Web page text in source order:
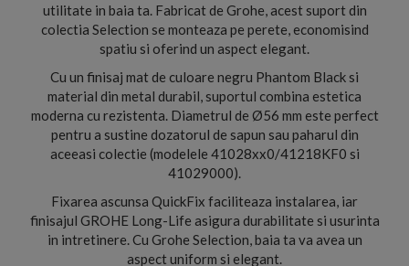
utilitate in baia ta. Fabricat de Grohe, acest suport din
colectia Selection se monteaza pe perete, economisind
spatiu si oferind un aspect elegant.
Cu un finisaj mat de culoare negru Phantom Black si
material din metal durabil, suportul combina estetica
moderna cu rezistenta. Diametrul de Ø56 mm este perfect
pentru a sustine dozatorul de sapun sau paharul din
aceeasi colectie (modelele 41028xx0/41218KF0 si
41029000).
Fixarea ascunsa QuickFix faciliteaza instalarea, iar
finisajul GROHE Long-Life asigura durabilitate si usurinta
in intretinere. Cu Grohe Selection, baia ta va avea un
aspect uniform si elegant.